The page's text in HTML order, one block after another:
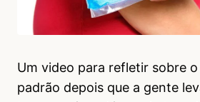
Um video para refletir sobre
padrão depois que a gente